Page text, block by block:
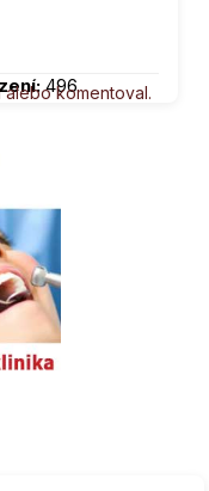
496
alebo komentoval.